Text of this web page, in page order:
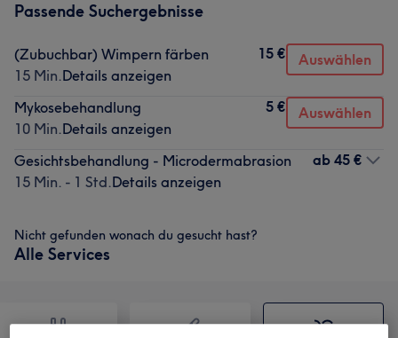
Passende Suchergebnisse
(Zubuchbar) Wimpern färben
15 Min.Details anzeigen
15 € Auswählen
Mykosebehandlung
10 Min.Details anzeigen
5 € Auswählen
Gesichtsbehandlung - Microdermabrasion
15 Min. - 1 Std.Details anzeigen
ab 45 €
Nicht gefunden wonach du gesucht hast?
Alle Services